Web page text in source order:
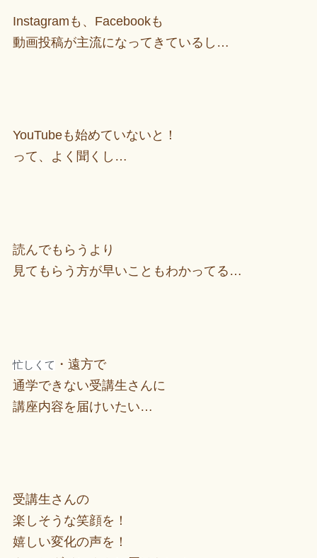
Instagramも、Facebookも
動画投稿が主流になってきているし…
YouTubeも始めていないと！
って、よく聞くし…
読んでもらうより
見てもらう方が早いこともわかってる…
忙しくて ・遠方で
通学できない受講生さんに
講座内容を届けいたい…
受講生さんの
楽しそうな笑顔を！
嬉しい変化の声を！